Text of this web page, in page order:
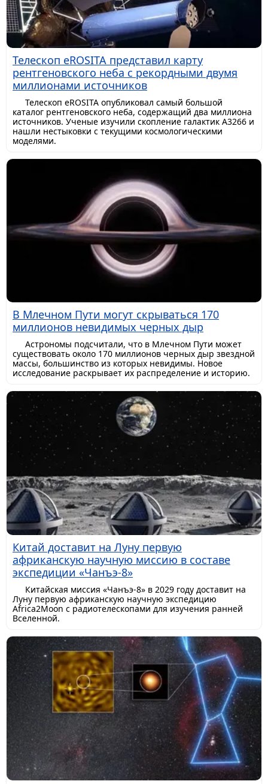
Телескоп eROSITA представил карту
рентгеновского неба с рекордными двумя
миллионами источников
Телескоп eROSITA опубликовал самый большой
каталог рентгеновского неба, содержащий два миллиона
источников. Ученые изучили скопление галактик A3266 и
нашли нестыковки с текущими космологическими
моделями.
В Млечном Пути могут скрываться 170
миллионов невидимых черных дыр
Астрономы подсчитали, что в Млечном Пути может
существовать около 170 миллионов черных дыр звездной
массы, большинство из которых невидимы. Новое
исследование раскрывает их распределение и историю.
Китай доставит на Луну первую
африканскую научную миссию в составе
экспедиции «Чанъэ-8»
Китайская миссия «Чанъэ-8» в 2029 году доставит на
Луну первую африканскую научную экспедицию
Africa2Moon с радиотелескопами для изучения ранней
Вселенной.